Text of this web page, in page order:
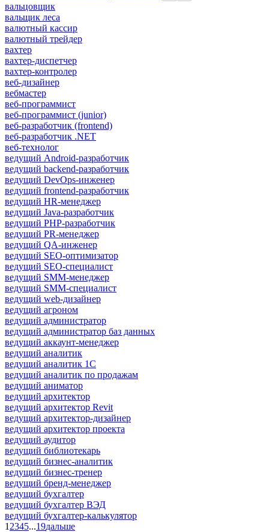
вальцовщик
вальщик леса
валютный кассир
валютный трейдер
вахтер
вахтер-диспетчер
вахтер-контролер
веб-дизайнер
вебмастер
веб-программист
веб-программист (junior)
веб-разработчик (frontend)
веб-разработчик .NET
веб-технолог
ведущий Android-разработчик
ведущий backend-разработчик
ведущий DevOps-инженер
ведущий frontend-разработчик
ведущий HR-менеджер
ведущий Java-разработчик
ведущий PHP-разработчик
ведущий PR-менеджер
ведущий QA-инженер
ведущий SEO-оптимизатор
ведущий SEO-специалист
ведущий SMM-менеджер
ведущий SMM-специалист
ведущий web-дизайнер
ведущий агроном
ведущий администратор
ведущий администратор баз данных
ведущий аккаунт-менеджер
ведущий аналитик
ведущий аналитик 1С
ведущий аналитик по продажам
ведущий аниматор
ведущий архитектор
ведущий архитектор Revit
ведущий архитектор-дизайнер
ведущий архитектор проекта
ведущий аудитор
ведущий библиотекарь
ведущий бизнес-аналитик
ведущий бизнес-тренер
ведущий бренд-менеджер
ведущий бухгалтер
ведущий бухгалтер ВЭД
ведущий бухгалтер-калькулятор
1 2345...19дальше